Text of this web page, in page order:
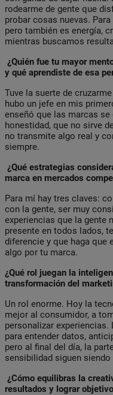
rodearme de gente que
probar cosas nuevas.
pero también es energía,
mientras buscamos
¿Quién fue tu mayor
y qué aprendiste de esa
Tuve la suerte de
hubo un jefe en mis
enseñó que las marcas
honestidad, que no sirve
no transmite algo real y
siempre.
¿Qué estrategias
marca en mercados
Para mí hay tres claves:
con la gente, ser muy
experiencias que la gente
presente en todos lados,
diferencie y que haga que
algo por tu marca.
¿Qué rol juegan la
transformación del
Un rol enorme. Hoy la
mejor al consumidor, a
personalizar experiencias.
para entender datos,
pero al final del día, la
sensibilidad siguen
¿Cómo equilibras la
resultados y lograr